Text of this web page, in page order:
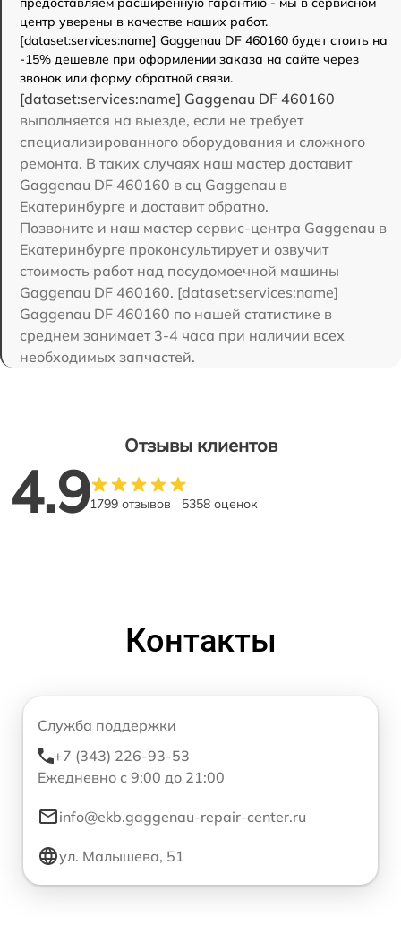
центр уверены в качестве наших работ.
[dataset:services:name] Gaggenau DF 460160 будет стоить на
-15% дешевле при оформлении заказа на сайте через
звонок или форму обратной связи.
[dataset:services:name] Gaggenau DF 460160
выполняется на выезде, если не требует
специализированного оборудования и сложного
ремонта. В таких случаях наш мастер доставит
Gaggenau DF 460160 в сц Gaggenau в
Екатеринбурге и доставит обратно.
Позвоните и наш мастер сервис-центра Gaggenau в
Екатеринбурге проконсультирует и озвучит
стоимость работ над посудомоечной машины
Gaggenau DF 460160. [dataset:services:name]
Gaggenau DF 460160 по нашей статистике в
среднем занимает 3-4 часа при наличии всех
необходимых запчастей.
Отзывы клиентов
4.91799 отзывов 5358 оценок
Контакты
Служба поддержки
+7 (343) 226-93-53
Ежедневно с 9:00 до 21:00
info@ekb.gaggenau-repair-center.ru
ул. Малышева, 51